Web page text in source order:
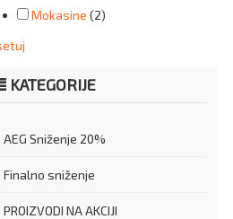
Mokasine (2)
KATEGORIJE
AEG Sniženje 20%
Finalno sniženje
PROIZVODI NA AKCIJI